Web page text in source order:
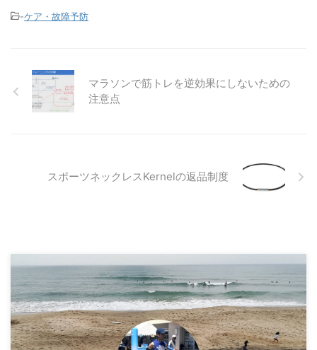
-ケア・故障予防
マラソンで筋トレを逆効果にしないための
注意点
スポーツネックレスKernelの返品制度